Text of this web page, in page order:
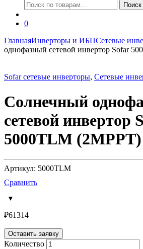
Искать:
Поиск
0
ГлавнаяИнверторы и ИБПСетевые
однофазный сетевой инвертор Sofar
Sofar сетевые инверторы, Сетевые
Солнечный
сетевой инвертор
5000TLM (2MPPT)
Артикул: 5000TLM
Сравнить
₽61314
Оставить заявку
Количество